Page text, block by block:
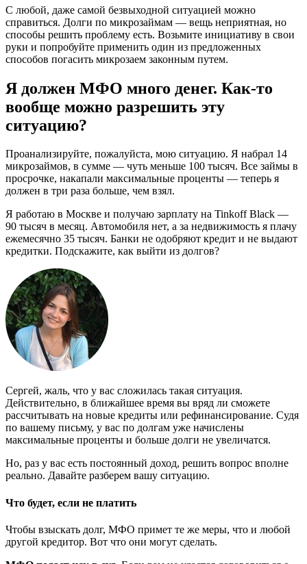
С любой, даже самой безвыходной ситуацией можно
справиться. Долги по микрозаймам — вещь неприятная, но
способы решить проблему есть. Возьмите инициативу в свои
руки и попробуйте применить один из предложенных
способов погасить микрозаем законным путем.
Я должен МФО много денег. Как-то
вообще можно разрешить эту
ситуацию?
Проанализируйте, пожалуйста, мою ситуацию. Я набрал 14
микрозаймов, в сумме — чуть меньше 100 тысяч. Все займы в
просрочке, накапали максимальные проценты — теперь я
должен в три раза больше, чем взял.
Я работаю в Москве и получаю зарплату на Tinkoff Black —
90 тысяч в месяц. Автомобиля нет, а за недвижимость я плачу
ежемесячно 35 тысяч. Банки не одобряют кредит и не выдают
кредитки. Подскажите, как выйти из долгов?
Сергей, жаль, что у вас сложилась такая ситуация.
Действительно, в ближайшее время вы вряд ли сможете
рассчитывать на новые кредиты или рефинансирование. Судя
по вашему письму, у вас по долгам уже начислены
максимальные проценты и больше долги не увеличатся.
Но, раз у вас есть постоянный доход, решить вопрос вполне
реально. Давайте разберем вашу ситуацию.
Что будет, если не платить
Чтобы взыскать долг, МФО примет те же меры, что и любой
другой кредитор. Вот что они могут сделать.